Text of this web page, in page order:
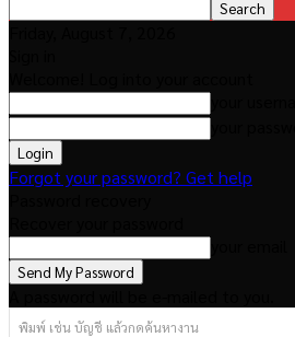
Forgot your password? Get help
พิมพ์ เช่น บัญชี แล้วกดค้นหางาน